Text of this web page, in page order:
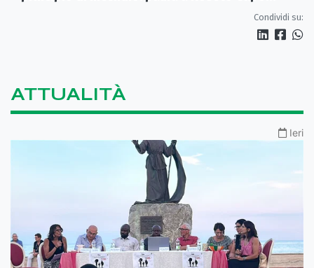
Condividi su:
ATTUALITÀ
Ieri